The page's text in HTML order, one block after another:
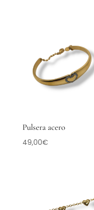
Pulsera acero
49,00€